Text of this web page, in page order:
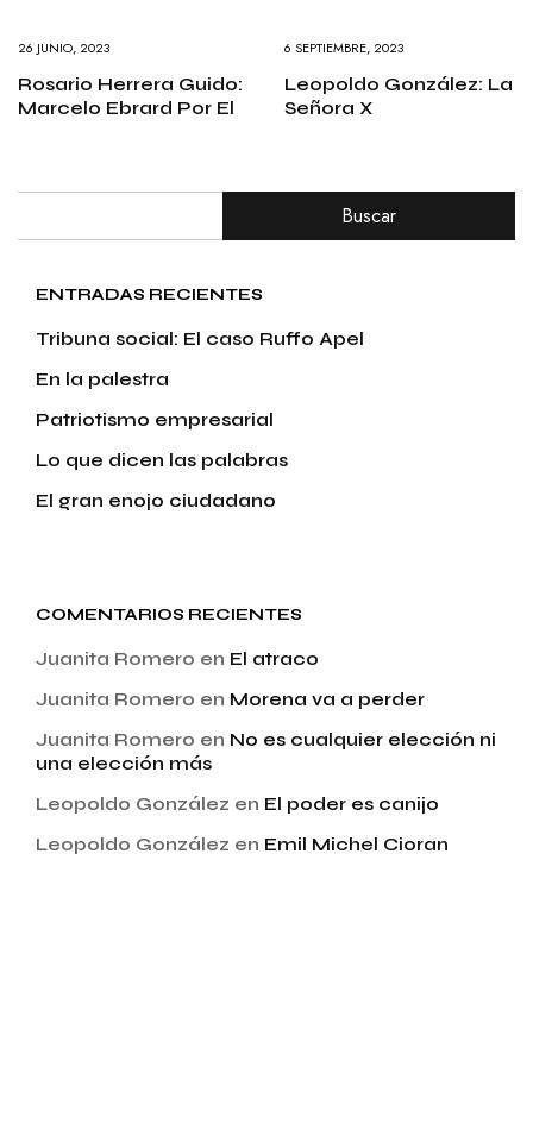
26 JUNIO, 2023
Rosario Herrera Guido:
Marcelo Ebrard Por El
6 SEPTIEMBRE, 2023
Leopoldo González: La
Señora X
Buscar
ENTRADAS RECIENTES
Tribuna social: El caso Ruffo Apel
En la palestra
Patriotismo empresarial
Lo que dicen las palabras
El gran enojo ciudadano
COMENTARIOS RECIENTES
Juanita Romero en El atraco
Juanita Romero en Morena va a perder
Juanita Romero en No es cualquier elección ni
una elección más
Leopoldo González en El poder es canijo
Leopoldo González en Emil Michel Cioran